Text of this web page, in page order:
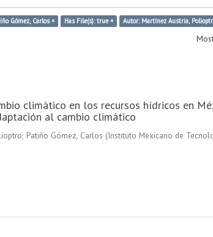
Gómez, Carlos × Has File(s): true × Autor: Martínez Austria,
climático en los recursos hídricos en
al cambio climático
; Patiño Gómez, Carlos (Instituto Mexicano de